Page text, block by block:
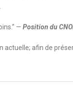
— Position du
actuelle; afin de